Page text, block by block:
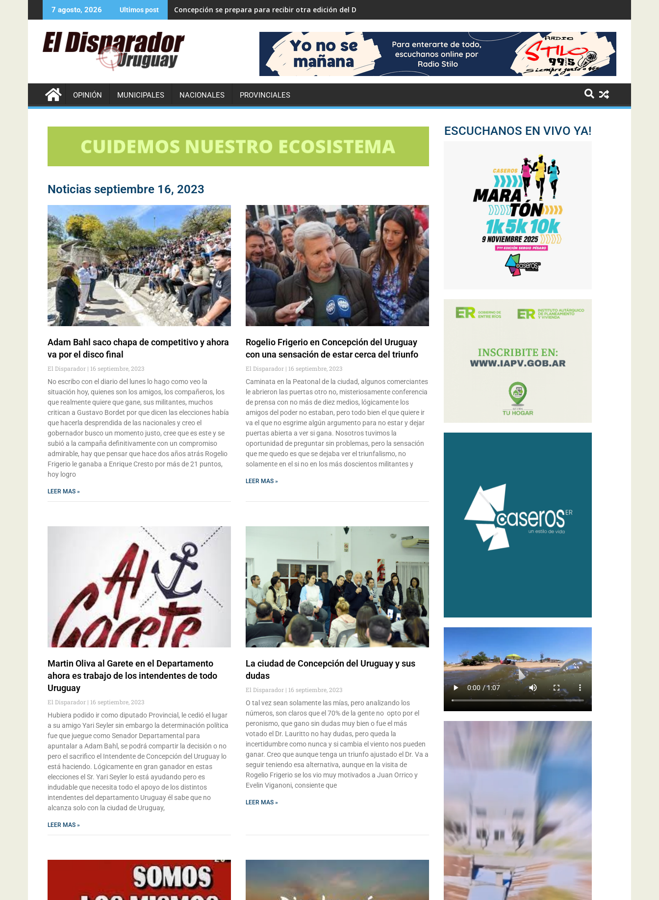
7 agosto, 2026 Ultimos post Concepción se prepara para recibir otra edición del Desafío ECO YPF
OPINIÓN MUNICIPALES NACIONALES PROVINCIALES
Noticias septiembre 16, 2023
Adam Bahl saco chapa de competitivo y ahora
va por el disco final
El Disparador
16 septiembre, 2023
No escribo con el diario del lunes lo hago como veo la
situación hoy, quienes son los amigos, los compañeros, los
que realmente quiere que gane, sus militantes, muchos
critican a Gustavo Bordet por que dicen las elecciones había
que hacerla desprendida de las nacionales y creo el
gobernador busco un momento justo, cree que es este y se
subió a la campaña definitivamente con un compromiso
admirable, hay que pensar que hace dos años atrás Rogelio
Frigerio le ganaba a Enrique Cresto por más de 21 puntos,
hoy logro
LEER MAS »
Rogelio Frigerio en Concepción del Uruguay
con una sensación de estar cerca del triunfo
El Disparador
16 septiembre, 2023
Caminata en la Peatonal de la ciudad, algunos comerciantes
le abrieron las puertas otro no, misteriosamente conferencia
de prensa con no más de diez medios, lógicamente los
amigos del poder no estaban, pero todo bien el que quiere ir
va el que no esgrime algún argumento para no estar y dejar
puertas abierta a ver si gana. Nosotros tuvimos la
oportunidad de preguntar sin problemas, pero la sensación
que me quedo es que se dejaba ver el triunfalismo, no
solamente en el si no en los más doscientos militantes y
LEER MAS »
Martin Oliva al Garete en el Departamento
ahora es trabajo de los intendentes de todo
Uruguay
El Disparador
16 septiembre, 2023
Hubiera podido ir como diputado Provincial, le cedió el lugar
a su amigo Yari Seyler sin embargo la determinación política
fue que juegue como Senador Departamental para
apuntalar a Adam Bahl, se podrá compartir la decisión o no
pero el sacrifico el Intendente de Concepción del Uruguay lo
está haciendo. Lógicamente en gran ganador en estas
elecciones el Sr. Yari Seyler lo está ayudando pero es
indudable que necesita todo el apoyo de los distintos
intendentes del departamento Uruguay él sabe que no
alcanza solo con la ciudad de Uruguay,
LEER MAS »
La ciudad de Concepción del Uruguay y sus
dudas
El Disparador
16 septiembre, 2023
O tal vez sean solamente las mías, pero analizando los
números, son claros que el 70% de la gente no opto por el
peronismo, que gano sin dudas muy bien o fue el más
votado el Dr. Lauritto no hay dudas, pero queda la
incertidumbre como nunca y si cambia el viento nos pueden
ganar. Creo que aunque tenga un triunfo ajustado el Dr. Va a
seguir teniendo esa alternativa, aunque en la visita de
Rogelio Frigerio se los vio muy motivados a Juan Orrico y
Evelin Viganoni, consiente que
LEER MAS »
ESCUCHANOS EN VIVO YA!